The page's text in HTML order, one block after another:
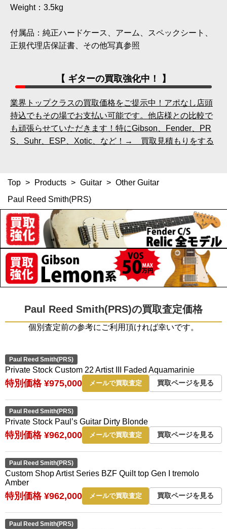
Weight：3.5kg
付属品：純正ハードケース、アーム、スペックシート、
正規代理店保証書、その他写真参照
【 ギターの買取強化中！ 】
業界トップクラスの買取価格をご提示中！アポなし店頭
持込でもその場でお支払い可能です。他店様との比較で
も頑張らせていただきます！特にGibson、Fender、PR
S、Suhr、ESP、Xotic、など！→ 買取見積もりをする
Top > Products > Guitar > Other Guitar
Paul Reed Smith(PRS)
Paul Reed Smith(PRS)の買取査定価格
個別査定前の参考にご利用頂ければ幸いです。
Paul Reed Smith(PRS)
Private Stock Custom 22 Artist III Faded Aquamarinie
特別価格 ¥975,000 メールで買取査定 買取ページを見る
Paul Reed Smith(PRS)
Private Stock Paul’s Guitar Dirty Blonde
特別価格 ¥962,000 メールで買取査定 買取ページを見る
Paul Reed Smith(PRS)
Custom Shop Artist Series BZF Quilt top Gen I tremolo
Amber
特別価格 ¥962,000 メールで買取査定 買取ページを見る
Paul Reed Smith(PRS)